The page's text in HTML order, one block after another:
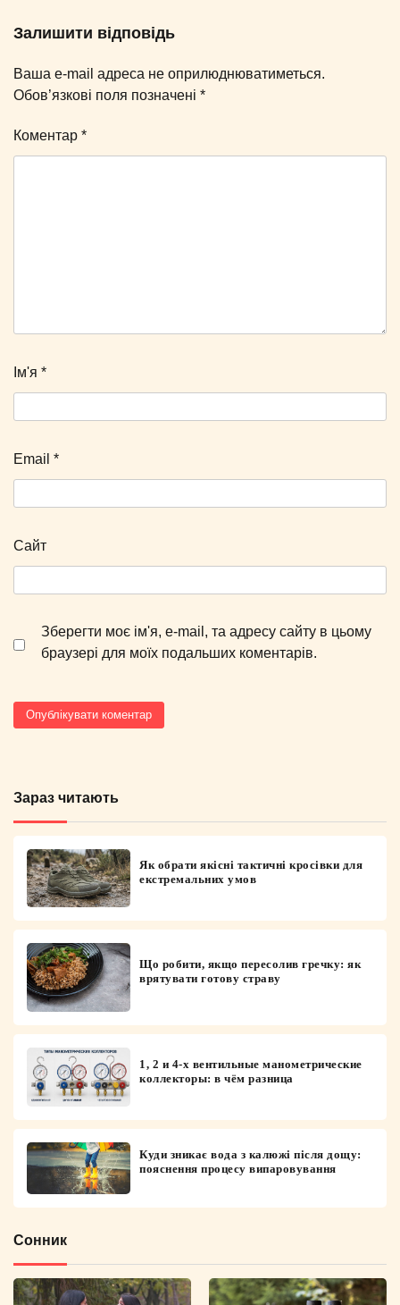
Залишити відповідь
Ваша e-mail адреса не оприлюднюватиметься.
Обов’язкові поля позначені *
Коментар *
Ім'я *
Email *
Сайт
Зберегти моє ім'я, e-mail, та адресу сайту в цьому
браузері для моїх подальших коментарів.
Зараз читають
Як обрати якісні тактичні кросівки для
екстремальних умов
Що робити, якщо пересолив гречку: як
врятувати готову страву
1, 2 и 4-х вентильные манометрические
коллекторы: в чём разница
Куди зникає вода з калюжі після дощу:
пояснення процесу випаровування
Сонник